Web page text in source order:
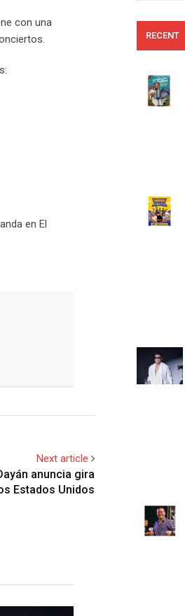
con una
en El
Next article
anuncia gira
Estados Unidos
RECENT